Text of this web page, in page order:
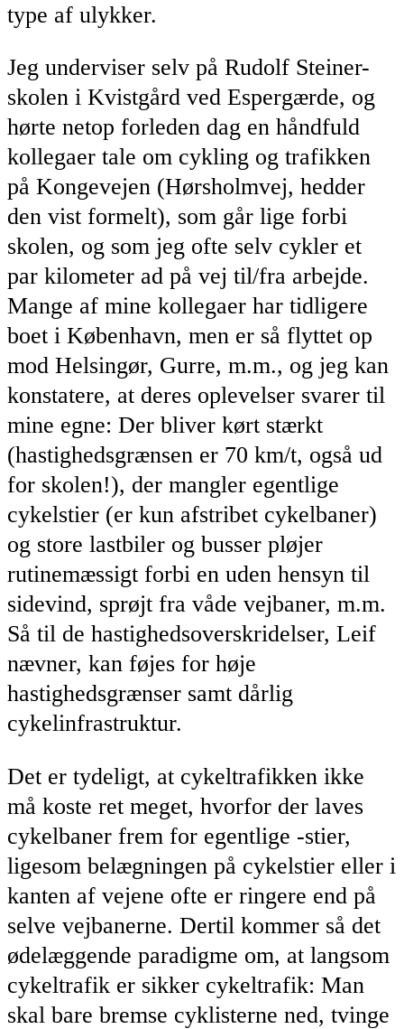
type af ulykker.
Jeg underviser selv på Rudolf Steiner-
skolen i Kvistgård ved Espergærde, og
hørte netop forleden dag en håndfuld
kollegaer tale om cykling og trafikken
på Kongevejen (Hørsholmvej, hedder
den vist formelt), som går lige forbi
skolen, og som jeg ofte selv cykler et
par kilometer ad på vej til/fra arbejde.
Mange af mine kollegaer har tidligere
boet i København, men er så flyttet op
mod Helsingør, Gurre, m.m., og jeg kan
konstatere, at deres oplevelser svarer til
mine egne: Der bliver kørt stærkt
(hastighedsgrænsen er 70 km/t, også ud
for skolen!), der mangler egentlige
cykelstier (er kun afstribet cykelbaner)
og store lastbiler og busser pløjer
rutinemæssigt forbi en uden hensyn til
sidevind, sprøjt fra våde vejbaner, m.m.
Så til de hastighedsoverskridelser, Leif
nævner, kan føjes for høje
hastighedsgrænser samt dårlig
cykelinfrastruktur.
Det er tydeligt, at cykeltrafikken ikke
må koste ret meget, hvorfor der laves
cykelbaner frem for egentlige -stier,
ligesom belægningen på cykelstier eller i
kanten af vejene ofte er ringere end på
selve vejbanerne. Dertil kommer så det
ødelæggende paradigme om, at langsom
cykeltrafik er sikker cykeltrafik: Man
skal bare bremse cyklisterne ned, tvinge